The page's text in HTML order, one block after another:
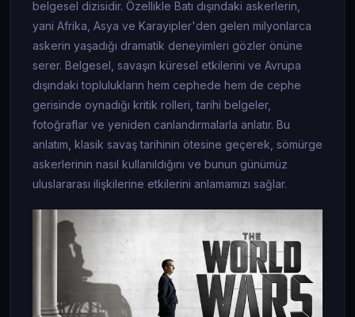
belgesel dizisidir. Özellikle Batı dışındaki askerlerin,
yani Afrika, Asya ve Karayipler'den gelen milyonlarca
askerin yaşadığı dramatik deneyimleri gözler önüne
serer. Belgesel, savaşın küresel etkilerini ve Avrupa
dışındaki toplulukların hem cephede hem de cephe
gerisinde oynadığı kritik rolleri, tarihi belgeler,
fotoğraflar ve yeniden canlandırmalarla anlatır. Bu
anlatım, klasik savaş tarihinin ötesine geçerek, sömürge
askerlerinin nasıl kullanıldığını ve bunun günümüz
uluslararası ilişkilerine etkilerini anlamamızı sağlar.